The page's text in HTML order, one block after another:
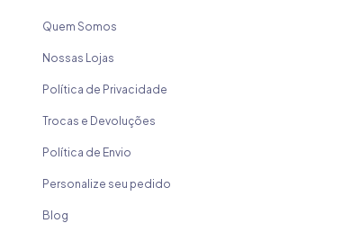
Quem Somos
Nossas Lojas
Política de Privacidade
Trocas e Devoluções
Política de Envio
Personalize seu pedido
Blog